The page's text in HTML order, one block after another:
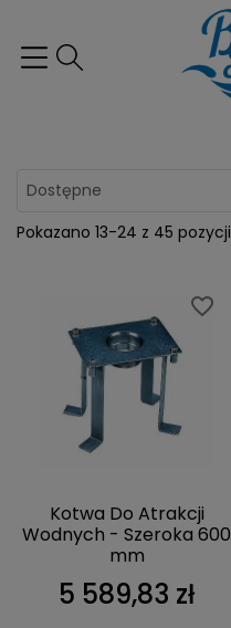
Pokazano 13-24 z 45 pozycji
favorite_border
Kotwa Do Atrakcji
Wodnych - Szeroka 600
mm
5 589,83 zł